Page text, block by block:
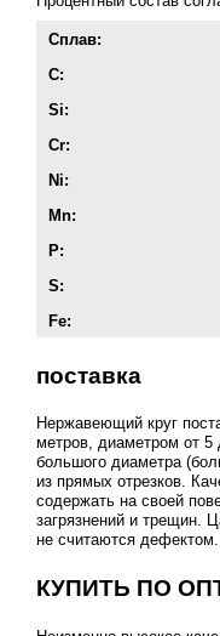
Сплав:
C:
Si:
Cr:
Ni:
Mn:
P:
S:
Fe:
поставка
Нержавеющий круг
метров, диаметром от 5
большого диаметра
из прямых отрезков.
содержать на своей
загрязнений и трещин.
не считаются дефектом.
КУПИТЬ ПО